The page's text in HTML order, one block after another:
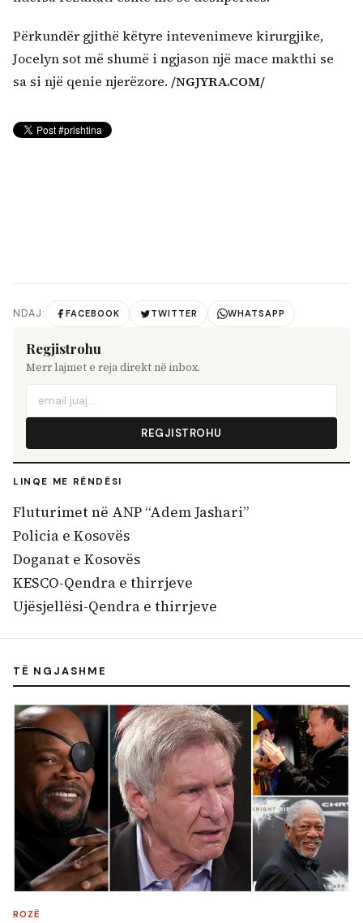
Përkundër gjithë këtyre intevenimeve kirurgjike,
Jocelyn sot më shumë i ngjason një mace makthi se
sa si një qenie njerëzore. /NGJYRA.COM/
NDAJ: FACEBOOK TWITTER WHATSAPP
Regjistrohu
Merr lajmet e reja direkt në inbox.
REGJISTROHU
LINQE ME RËNDËSI
Fluturimet në ANP “Adem Jashari”
Policia e Kosovës
Doganat e Kosovës
KESCO-Qendra e thirrjeve
Ujësjellësi-Qendra e thirrjeve
TË NGJASHME
ROZË